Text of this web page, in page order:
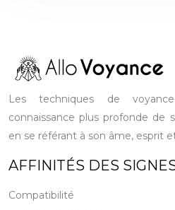
Les techniques de
connaissance plus profonde de
en se référant à son âme, esprit
AFFINITÉS DES
Compatibilité